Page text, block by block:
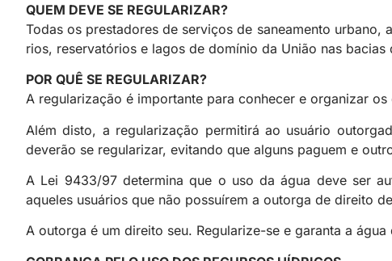
QUEM DEVE SE REGULARIZAR?
Todas os prestadores de serviços de saneamento urbano,
rios, reservatórios e lagos de domínio da União nas
POR QUÊ SE REGULARIZAR?
A regularização é importante para conhecer e organizar
Além disto, a regularização permitirá ao usuário
deverão se regularizar, evitando que alguns paguem e
A Lei 9433/97 determina que o uso da água deve ser
aqueles usuários que não possuírem a outorga de direito
A outorga é um direito seu. Regularize-se e garanta a